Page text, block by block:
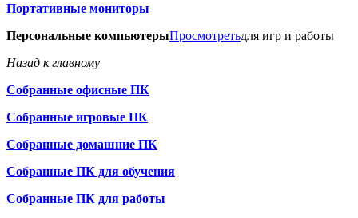
Портативные мониторы
Персональные компьютерыПросмотретьдля игр и работы
Назад к главному
Собранные офисные ПК
Собранные игровые ПК
Собранные домашние ПК
Собранные ПК для обучения
Собранные ПК для работы